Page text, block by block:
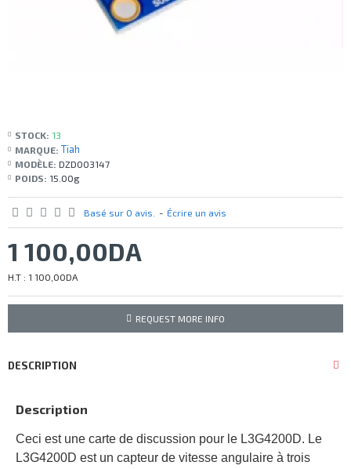
STOCK: 13
MARQUE: Tiah
MODÈLE: DZD003147
POIDS: 15.00g
Basé sur 0 avis. - Écrire un avis
1 100,00DA
H.T : 1 100,00DA
REQUEST MORE INFO
DESCRIPTION
Description
Ceci est une carte de discussion pour le L3G4200D. Le
L3G4200D est un capteur de vitesse angulaire à trois